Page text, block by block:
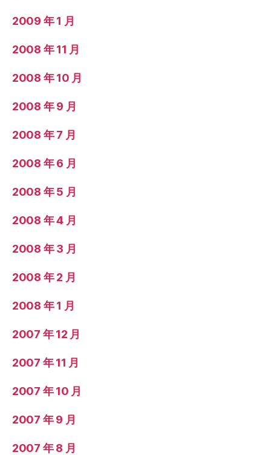
2009 年 1 月
2008 年 11 月
2008 年 10 月
2008 年 9 月
2008 年 7 月
2008 年 6 月
2008 年 5 月
2008 年 4 月
2008 年 3 月
2008 年 2 月
2008 年 1 月
2007 年 12 月
2007 年 11 月
2007 年 10 月
2007 年 9 月
2007 年 8 月